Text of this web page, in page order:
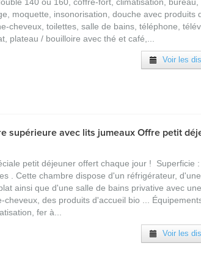
moquette, insonorisation, douche avec produits
cheveux, toilettes, salle de bains, téléphone,
plateau / bouilloire avec thé et café,...
Voir les
supérieure avec lits jumeaux Offre petit
petit déjeuner offert chaque jour ! Superficie
. Cette chambre dispose d'un réfrigérateur,
ainsi que d'une salle de bains privative avec
cheveux, des produits d'accueil bio ...
fer à...
Voir les